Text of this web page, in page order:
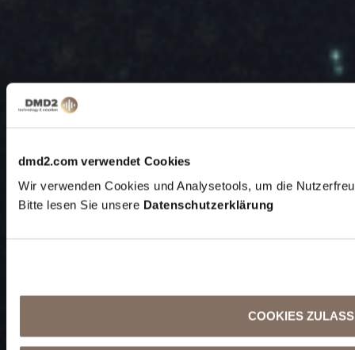
dmd2.com verwendet Cookies
Wir verwenden Cookies und Analysetools, um die
Bitte lesen Sie unsere Datenschutzerklärung
COOKIES